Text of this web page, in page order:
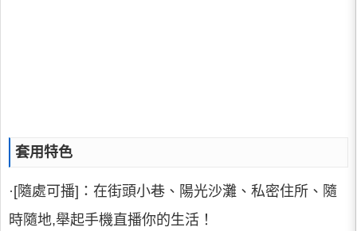
套用特色
·[隨處可播]：在街頭小巷、陽光沙灘、私密住所、隨
時隨地,舉起手機直播你的生活！